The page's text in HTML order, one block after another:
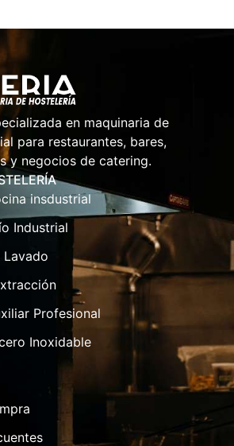
en maquinaria de
para restaurantes, bares,
y negocios de catering.
insdustrial
Industrial
Lavado
Profesional
Inoxidable